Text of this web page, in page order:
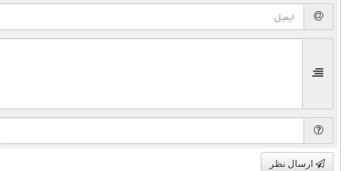
ارسال نظر